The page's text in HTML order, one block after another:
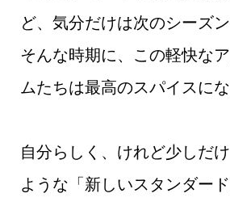
ど、気分だけは次のシーズン
そんな時期に、この軽快な
ムたちは最高のスパイスにな
自分らしく、けれど少しだ
ような「新しいスタンダー